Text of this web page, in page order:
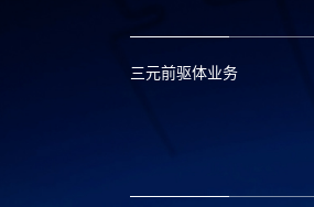
三元前驱体业务